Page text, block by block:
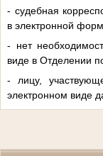
- судебная
в электронной
- нет
виде в Отделении
- лицу,
электронном виде